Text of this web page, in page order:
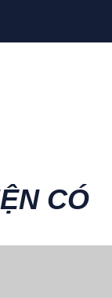
CÓ